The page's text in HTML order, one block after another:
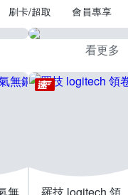
刷卡/超取 會員專享
看更多
無
羅技 logitech 領